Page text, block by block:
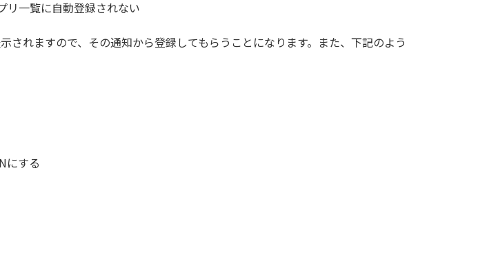
リ一覧に自動登録されない
れますので、その通知から登録してもらうことになります。また、下記のよう
にする